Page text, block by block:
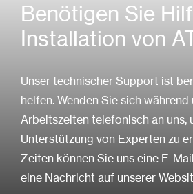
Benötigen Sie
Installation von
Unser technischer Support ist
helfen. Wenden Sie sich
Arbeitszeiten telefonisch an uns,
Unterstützung von Experten zu
Zeiten können Sie uns eine E-
eine Nachricht auf unserer